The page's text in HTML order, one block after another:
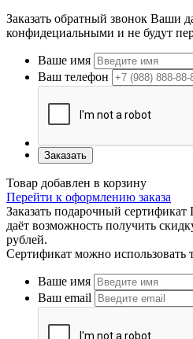
Заказать обратный звонок Ваши
конфидециальными и не будут
Ваше имя
Ваш телефон
Заказать
Товар добавлен в корзину
Перейти к оформлению заказа
Заказать подарочный сертификат
даёт возможность получить
рублей.
Сертификат можно использовать
Ваше имя
Ваш email